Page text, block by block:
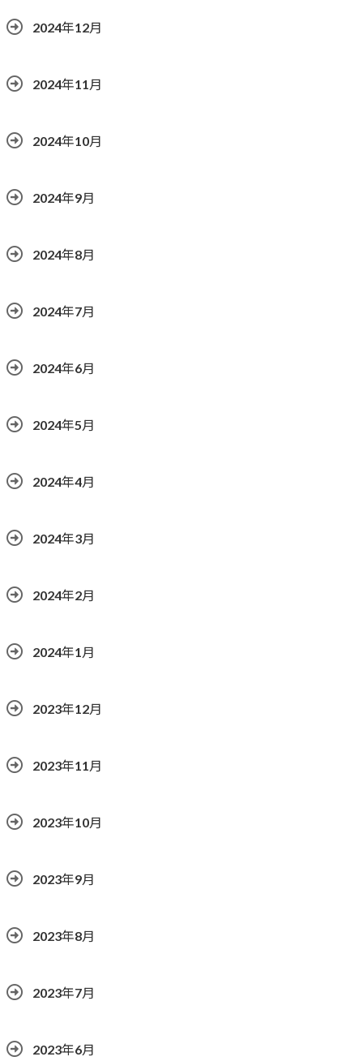
2024年12月
2024年11月
2024年10月
2024年9月
2024年8月
2024年7月
2024年6月
2024年5月
2024年4月
2024年3月
2024年2月
2024年1月
2023年12月
2023年11月
2023年10月
2023年9月
2023年8月
2023年7月
2023年6月